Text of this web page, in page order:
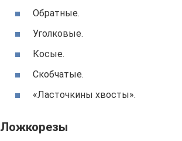
Обратные.
Уголковые.
Косые.
Скобчатые.
«Ласточкины хвосты».
Ложкорезы